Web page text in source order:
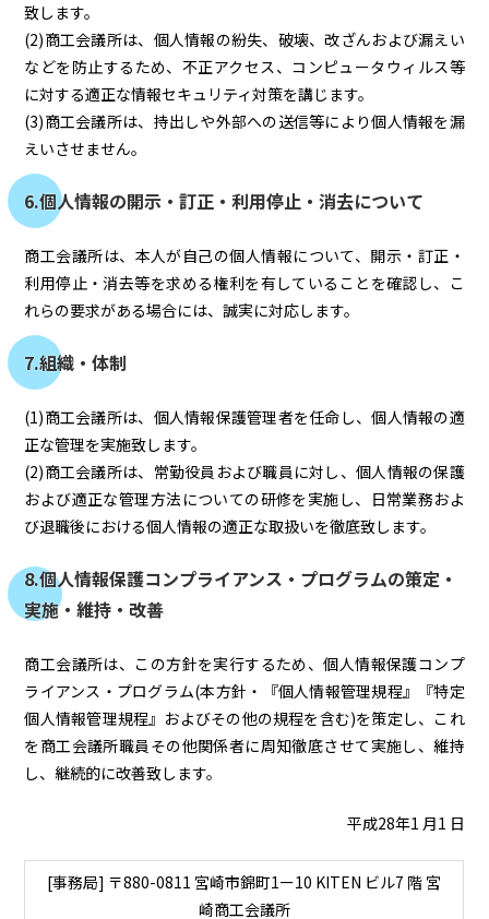
致します。
(2)商工会議所は、個人情報の紛失、破壊、改ざんおよび漏えい
などを防止するため、不正アクセス、コンピュータウィルス等
に対する適正な情報セキュリティ対策を講じます。
(3)商工会議所は、持出しや外部への送信等により個人情報を漏
えいさせません。
6.個人情報の開示・訂正・利用停止・消去について
商工会議所は、本人が自己の個人情報について、開示・訂正・
利用停止・消去等を求める権利を有していることを確認し、こ
れらの要求がある場合には、誠実に対応します。
7.組織・体制
(1)商工会議所は、個人情報保護管理者を任命し、個人情報の適
正な管理を実施致します。
(2)商工会議所は、常勤役員および職員に対し、個人情報の保護
および適正な管理方法についての研修を実施し、日常業務およ
び退職後における個人情報の適正な取扱いを徹底致します。
8.個人情報保護コンプライアンス・プログラムの策定・
実施・維持・改善
商工会議所は、この方針を実行するため、個人情報保護コンプ
ライアンス・プログラム(本方針・『個人情報管理規程』『特定
個人情報管理規程』およびその他の規程を含む)を策定し、これ
を商工会議所職員その他関係者に周知徹底させて実施し、維持
し、継続的に改善致します。
平成28年1 月1 日
[事務局] 〒880-0811 宮崎市錦町1ー10 KITEN ビル7 階 宮
崎商工会議所